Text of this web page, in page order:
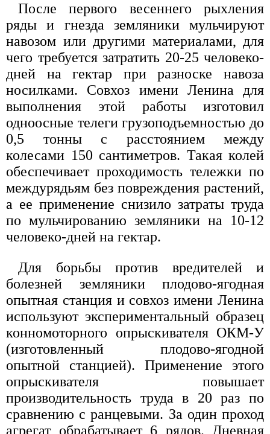
После первого весеннего рыхления
ряды и гнезда земляники мульчируют
навозом или другими материалами, для
чего требуется затратить 20-25 человеко-
дней на гектар при разноске навоза
носилками. Совхоз имени Ленина для
выполнения этой работы изготовил
одноосные телеги грузоподъемностью до
0,5 тонны с расстоянием между
колесами 150 сантиметров. Такая колей
обеспечивает проходимость тележки по
междурядьям без повреждения растений,
а ее применение снизило затраты труда
по мульчированию земляники на 10-12
человеко-дней на гектар.
Для борьбы против вредителей и
болезней земляники плодово-ягодная
опытная станция и совхоз имени Ленина
используют экспериментальный образец
конномоторного опрыскивателя ОКМ-У
(изготовленный плодово-ягодной
опытной станцией). Применение этого
опрыскивателя повышает
производительность труда в 20 раз по
сравнению с ранцевыми. За один проход
агрегат обрабатывает 6 рядов. Дневная